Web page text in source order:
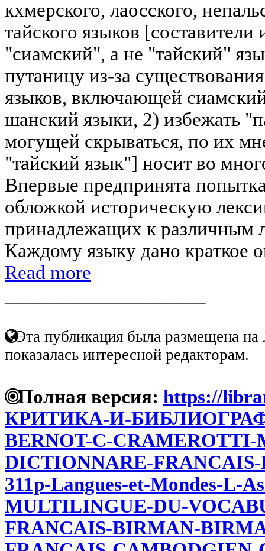
кхмерского, лаосского,
тайского языков
"сиамский", а не "тайский"
путаницу из-за
языков, включающей
шанский языки, 2) избежать
могущей скрываться, по их
"тайский язык"] носит во
Впервые предпринята
обложкой историческую
принадлежащих к различным
Каждому языку дано краткое
Read more
Эта публикация была размещена на
показалась интересной редакторам.
Полная версия: https://
КРИТИКА-И-
BERNOT-С-
DICTIONNARE-
311р-Langues-et-Mondes-L-
MULTILINGUE-DU-
FRANCAIS-BIRMAN-